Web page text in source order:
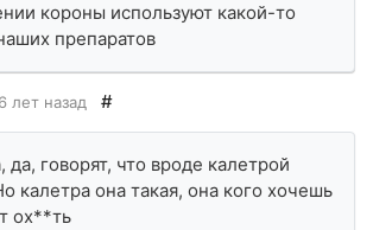
короны используют какой-то
препаратов
6 лет назад #
говорят, что вроде калетрой
калетра она такая, она кого хочешь
ох**ть